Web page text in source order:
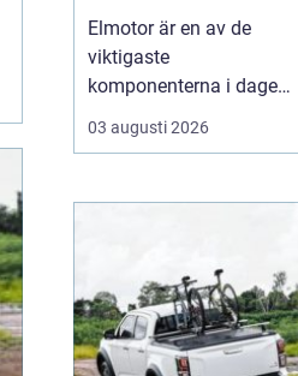
Elmotor är en av de
viktigaste
komponenterna i dagens
samhälle, från små
hushållsapparater till
En väl vald och rättskött
03 augusti 2026